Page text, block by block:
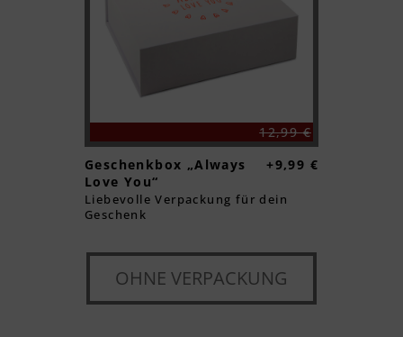
OHNE VERPACKUNG
12,99 €
Geschenkbox „Always
Love You“
+9,99 €
Liebevolle Verpackung für dein
Geschenk